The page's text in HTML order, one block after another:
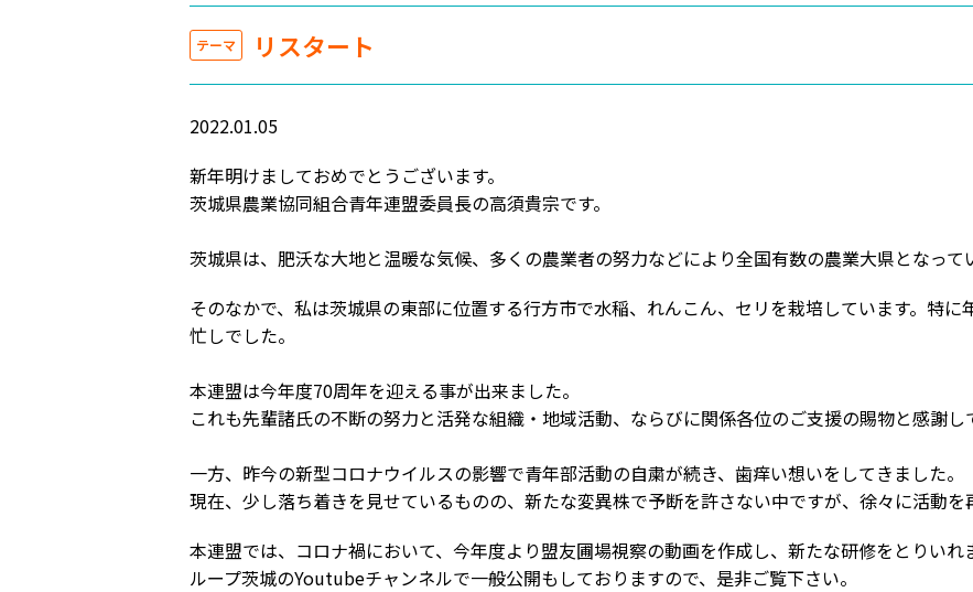
テーマ リスタート
2022.01.05
新年明けましておめでとうございます。
茨城県農業協同組合青年連盟委員長の高須貴宗です。
茨城県は、肥沃な大地と温暖な気候、多くの農業者の努力などにより全国有数の農業大県となって
そのなかで、私は茨城県の東部に位置する行方市で水稲、れんこん、セリを栽培しています。特
忙しでした。
本連盟は今年度70周年を迎える事が出来ました。
これも先輩諸氏の不断の努力と活発な組織・地域活動、ならびに関係各位のご支援の賜物と感謝し
一方、昨今の新型コロナウイルスの影響で青年部活動の自粛が続き、歯痒い想いをしてきました。
現在、少し落ち着きを見せているものの、新たな変異株で予断を許さない中ですが、徐々に活動を
本連盟では、コロナ禍において、今年度より盟友圃場視察の動画を作成し、新たな研修をとりい
ループ茨城のYoutubeチャンネルで一般公開もしておりますので、是非ご覧下さい。